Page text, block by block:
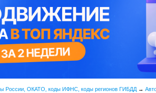
России, ОКАТО, коды ИФНС, коды регионов ГИБДД →